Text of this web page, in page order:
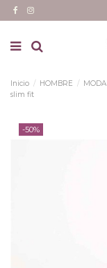
Inicio HOMBRE MODA
slim fit
-50%